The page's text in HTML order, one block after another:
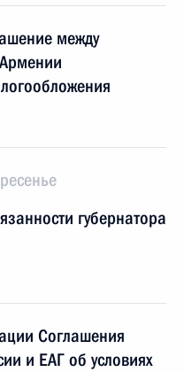
между
губернатора
Соглашения
и ЕАГ об условиях